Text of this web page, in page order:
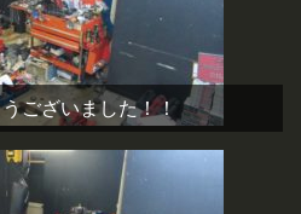
ございました！！